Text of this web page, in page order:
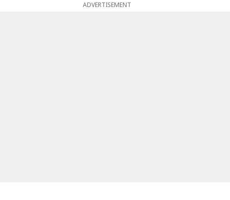
ADVERTISEMENT